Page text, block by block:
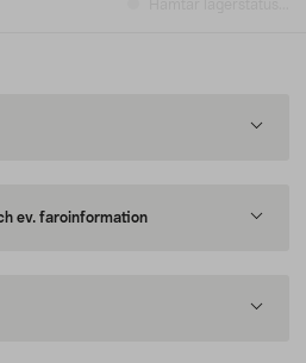
ev. faroinformation